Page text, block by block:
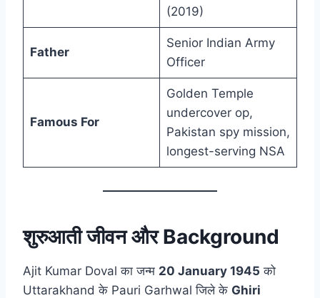
(2019)
Father
Senior Indian Army
Officer
Famous For
Golden Temple
undercover op,
Pakistan spy mission,
longest-serving NSA
शुरुआती जीवन और Background
Ajit Kumar Doval का जन्म 20 January 1945 को
Uttarakhand के Pauri Garhwal जिले के Ghiri